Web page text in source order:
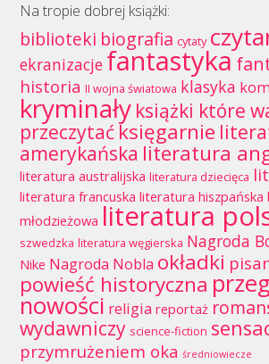
Na tropie dobrej książki:
biblioteki biografia cytaty
ekranizacje fantastyka
historia II wojna światowa klasyka
kryminały książki które
przeczytaćksięgarnie
amerykańska literatura
literatura australijska literatura dziecięca
literatura francuska literatura hiszpańska
młodzieżowa literatura
szwedzka literatura węgierska Nagroda
Nike Nagroda Nobla okładki
powieść historyczna
nowości religia reportaż
wydawniczy science-fiction
przymrużeniem oka średniowiecze